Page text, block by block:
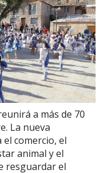
a más de 70
La nueva
comercio, el
animal y el
resguardar el